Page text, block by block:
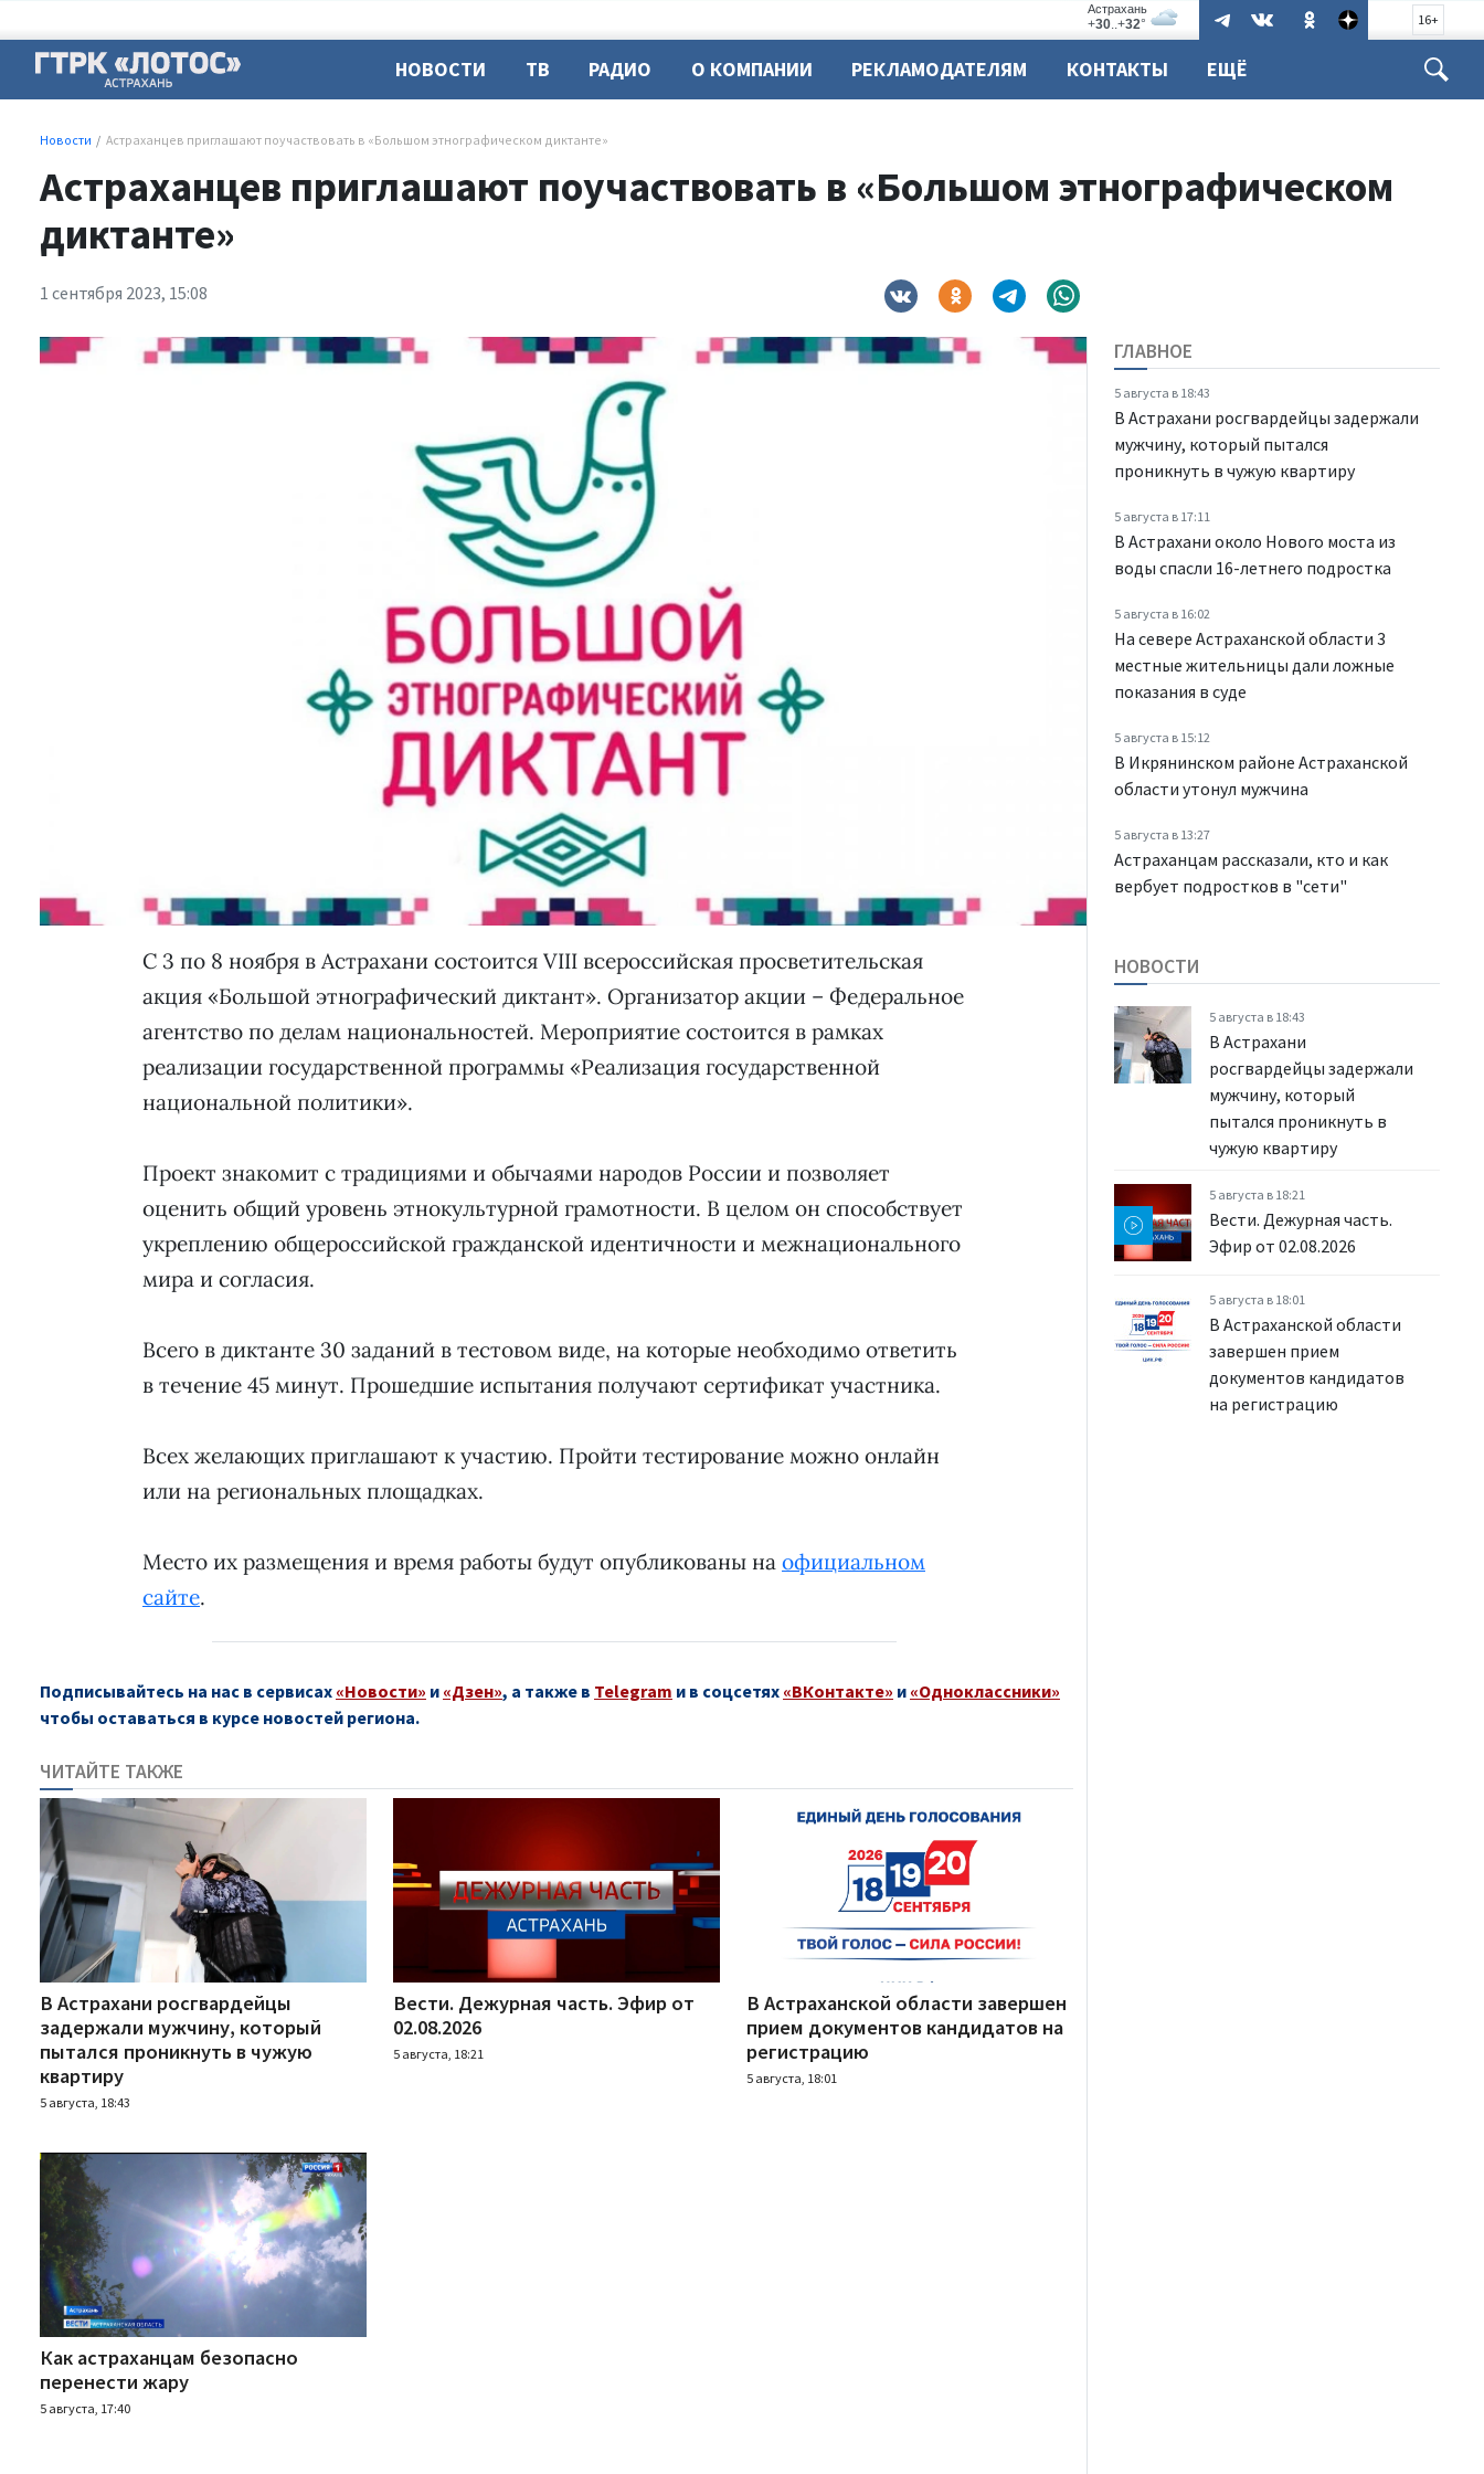
16+
НОВОСТИ ТВ РАДИО О КОМПАНИИ РЕКЛАМОДАТЕЛЯМ КОНТАКТЫ ЕЩЁ
Новости Астраханцев приглашают поучаствовать в «Большом этнографическом диктанте»
Астраханцев приглашают поучаствовать в «Большом этнографическом
диктанте»
1 сентября 2023, 15:08
ГЛАВНОЕ
5 августа в 18:43
В Астрахани росгвардейцы задержали
мужчину, который пытался
проникнуть в чужую квартиру
5 августа в 17:11
В Астрахани около Нового моста из
воды спасли 16-летнего подростка
5 августа в 16:02
На севере Астраханской области 3
местные жительницы дали ложные
показания в суде
5 августа в 15:12
В Икрянинском районе Астраханской
области утонул мужчина
5 августа в 13:27
Астраханцам рассказали, кто и как
вербует подростков в "сети"
С 3 по 8 ноября в Астрахани состоится VIII всероссийская просветительская
акция «Большой этнографический диктант». Организатор акции – Федеральное
агентство по делам национальностей. Мероприятие состоится в рамках
реализации государственной программы «Реализация государственной
национальной политики».
Проект знакомит с традициями и обычаями народов России и позволяет
оценить общий уровень этнокультурной грамотности. В целом он способствует
укреплению общероссийской гражданской идентичности и межнационального
мира и согласия.
Всего в диктанте 30 заданий в тестовом виде, на которые необходимо ответить
в течение 45 минут. Прошедшие испытания получают сертификат участника.
Всех желающих приглашают к участию. Пройти тестирование можно онлайн
или на региональных площадках.
Место их размещения и время работы будут опубликованы на официальном
сайте.
Подписывайтесь на нас в сервисах «Новости» и «Дзен», а также в Telegram и в соцсетях «ВКонтакте» и «Одноклассники»
чтобы оставаться в курсе новостей региона.
ЧИТАЙТЕ ТАКЖЕ
В Астрахани росгвардейцы
задержали мужчину, который
пытался проникнуть в чужую
квартиру
5 августа, 18:43
Вести. Дежурная часть. Эфир от
02.08.2026
5 августа, 18:21
В Астраханской области завершен
прием документов кандидатов на
регистрацию
5 августа, 18:01
Как астраханцам безопасно
перенести жару
5 августа, 17:40
НОВОСТИ
5 августа в 18:43
В Астрахани
росгвардейцы задержали
мужчину, который
пытался проникнуть в
чужую квартиру
5 августа в 18:21
Вести. Дежурная часть.
Эфир от 02.08.2026
5 августа в 18:01
В Астраханской области
завершен прием
документов кандидатов
на регистрацию